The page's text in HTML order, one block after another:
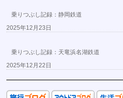
乗りつぶし記録：静岡鉄道
2025年12月23日
乗りつぶし記録：天竜浜名湖鉄道
2025年12月22日